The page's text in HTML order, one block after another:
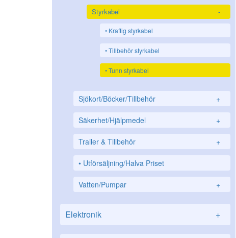
Styrkabel -
Kraftig styrkabel
Tillbehör styrkabel
Tunn styrkabel
Sjökort/Böcker/Tillbehör +
Säkerhet/Hjälpmedel +
Trailer & Tillbehör +
Utförsäljning/Halva Priset
Vatten/Pumpar +
Elektronik +